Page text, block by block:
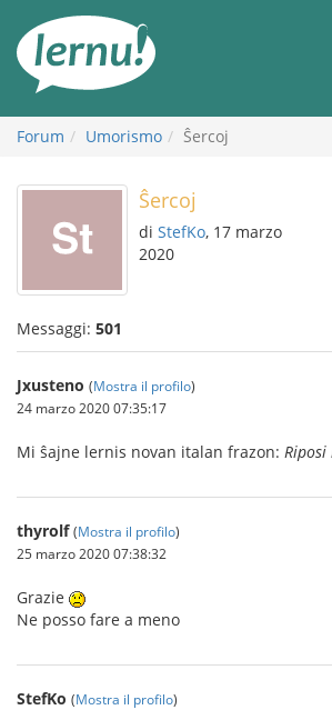
all’indice
Forum Umorismo Ŝercoj
Ŝercoj
di StefKo, 17 marzo
2020
Messaggi: 501
Jxusteno (Mostra il profilo)
24 marzo 2020 07:35:17
Mi ŝajne lernis novan italan frazon: Riposi
thyrolf (Mostra il profilo)
25 marzo 2020 07:38:32
Grazie
Ne posso fare a meno
StefKo (Mostra il profilo)